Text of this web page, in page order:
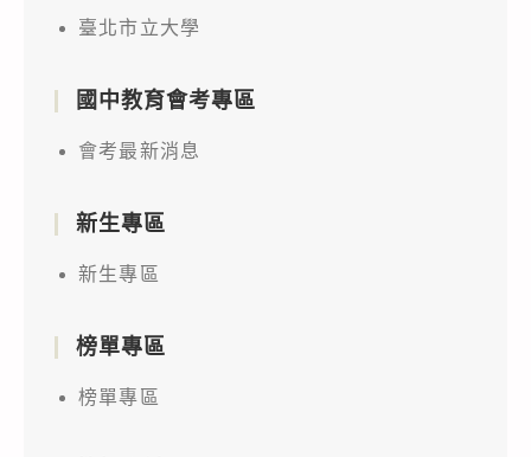
布
毒
性
學
質
其
作
臺北市立大學
國中教育會考專區
會考最新消息
新生專區
新生專區
榜單專區
榜單專區